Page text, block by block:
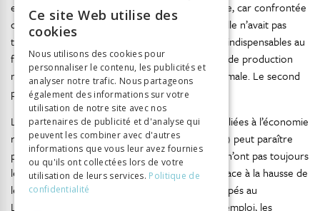
entreprise a fait l’objet d’une liquidation judiciaire, car confrontée
dès le départ à deux problèmes de personnel. Elle n’avait pas
trouvé les techniciens de maintenance qualifiés indispensables au
fonctionnement régulier des outils, et les lignes de production
n’ont jamais pu fonctionner à leur capacité maximale. Le second
problème était celui du turnover élevé.
La question du financement des infrastructures liées à l’économie
résidentielle (crèches, transports, équipements.) peut paraître
problématique pour des petites communes qui n’ont pas toujours
les ressources financières permettant de faire face à la hausse de
leur population. Les travailleurs frontaliers occupés au
Luxembourg paient leurs impôts dans le pays d’emploi, les
ITALIAN
Ce site Web utilise des
cookies
Nous utilisons des cookies pour
personnaliser le contenu, les publicités et
analyser notre trafic. Nous partageons
également des informations sur votre
utilisation de notre site avec nos
partenaires de publicité et d'analyse qui
peuvent les combiner avec d'autres
informations que vous leur avez fournies
ou qu'ils ont collectées lors de votre
utilisation de leurs services. Politique de
confidentialité